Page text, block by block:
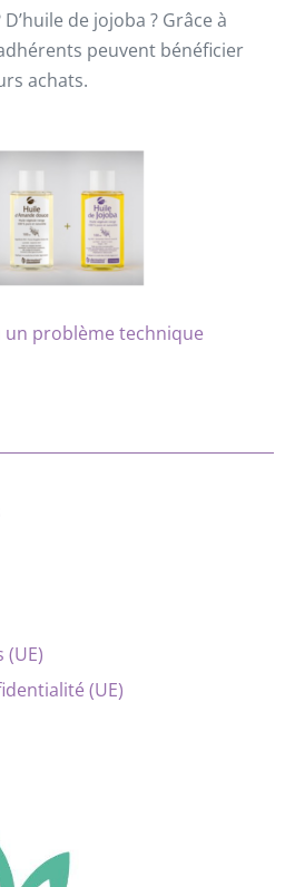
de jojoba ? Grâce à
peuvent bénéficier
achats.
problème technique
(UE)
(UE)